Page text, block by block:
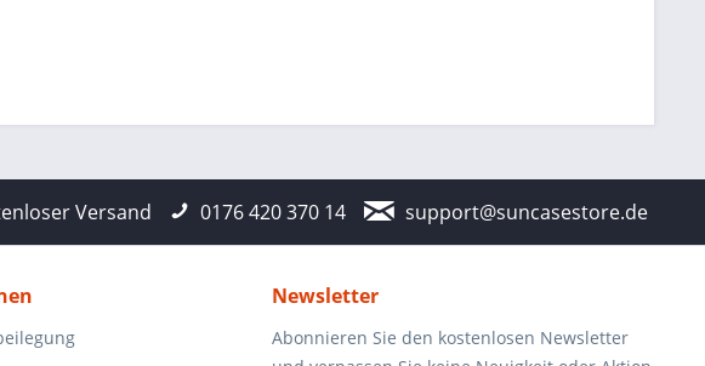
Versand 0176 420 370 14 support@suncasestore.de
Newsletter
Abonnieren Sie den kostenlosen Newsletter